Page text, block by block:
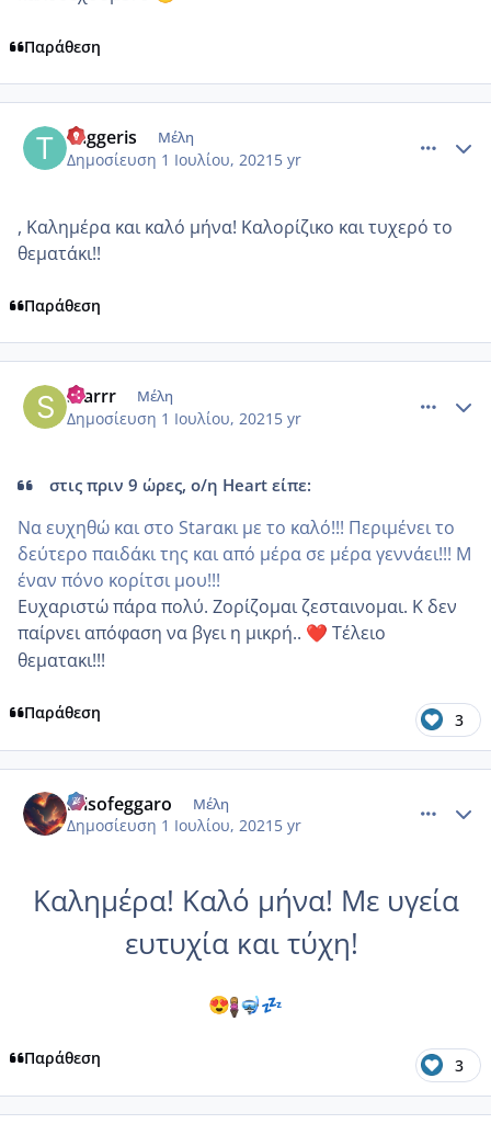
Παράθεση
Taggeris Μέλη
Δημοσίευση 1 Ιουλίου, 2021 5 yr
, Καλημέρα και καλό μήνα! Καλορίζικο και τυχερό το
θεματάκι!!
Παράθεση
Starrr Μέλη
Δημοσίευση 1 Ιουλίου, 2021 5 yr
στις πριν 9 ώρες, ο/η Heart είπε:
Να ευχηθώ και στο Starακι με το καλό!!! Περιμένει το
δεύτερο παιδάκι της και από μέρα σε μέρα γεννάει!!! Μ
έναν πόνο κορίτσι μου!!!
Ευχαριστώ πάρα πολύ. Ζορίζομαι ζεσταινομαι. Κ δεν
παίρνει απόφαση να βγει η μικρή.. ❤️ Τέλειο
θεματακι!!!
Παράθεση 3
misofeggaro Μέλη
Δημοσίευση 1 Ιουλίου, 2021 5 yr
Καλημέρα! Καλό μήνα! Με υγεία
ευτυχία και τύχη!
😍 🤿💤
Παράθεση 3